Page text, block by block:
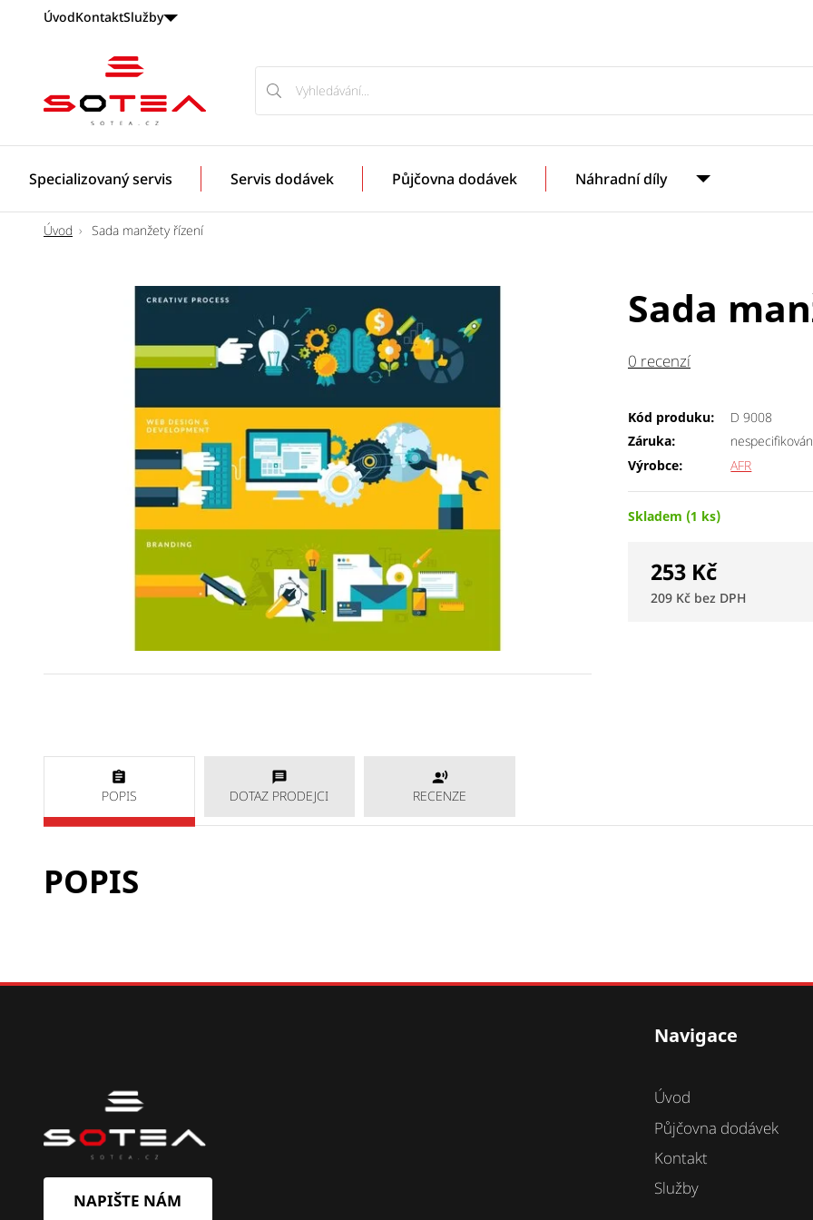
ÚvodKontaktSlužby
Odborníci
servis
BWM
a
MINI
Vyhledávání
Specializovaný servis Servis dodávek Půjčovna dodávek Náhradní díly
Úvod Sada manžety řízení
Sada
0 recenzí
Kód produku:
D 9008
Záruka:
Výrobce:
AFR
Skladem (1 ks)
253 Kč
209 Kč
POPIS DOTAZ PRODEJCI RECENZE
POPIS
NAPIŠTE NÁM
Navigace
Úvod
Půjčovna dodávek
Kontakt
Služby